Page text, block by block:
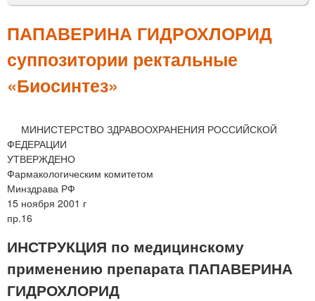
ПАПАВЕРИНА ГИДРОХЛОРИД
суппозитории ректальные
«Биосинтез»
МИНИСТЕРСТВО ЗДРАВООХРАНЕНИЯ РОССИЙСКОЙ
ФЕДЕРАЦИИ
УТВЕРЖДЕНО
Фармакологическим комитетом
Минздрава РФ
15 ноября 2001 г
пр.16
ИНСТРУКЦИЯ по медицинскому
применению препарата ПАПАВЕРИНА
ГИДРОХЛОРИД